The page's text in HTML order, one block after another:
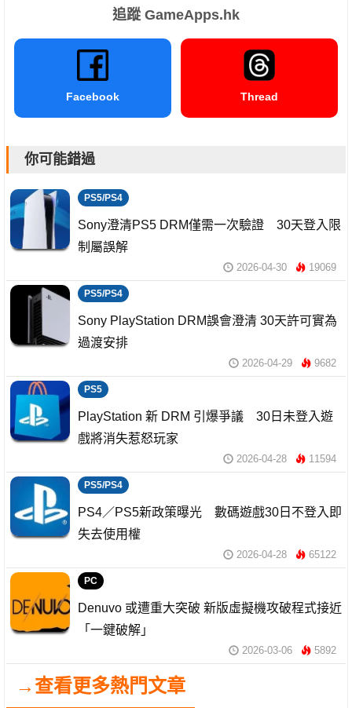
追蹤 GameApps.hk
Facebook Thread
你可能錯過
PS5/PS4
Sony澄清PS5 DRM僅需一次驗證 30天登入限
制屬誤解
2026-04-30 19069
PS5/PS4
Sony PlayStation DRM誤會澄清 30天許可實為
過渡安排
2026-04-29 9682
PS5
PlayStation 新 DRM 引爆爭議 30日未登入遊
戲將消失惹怒玩家
2026-04-28 11594
PS5/PS4
PS4／PS5新政策曝光 數碼遊戲30日不登入即
失去使用權
2026-04-28 65122
PC
Denuvo 或遭重大突破 新版虛擬機攻破程式接近
「一鍵破解」
2026-03-06 5892
→查看更多熱門文章